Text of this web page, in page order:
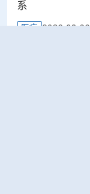
系
医疗 2026-08-06